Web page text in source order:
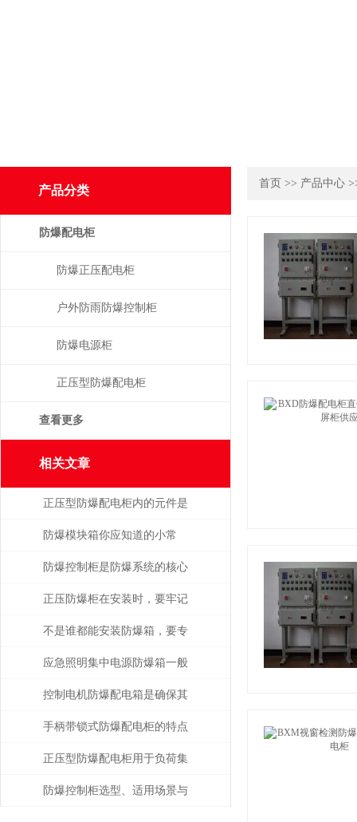
产品分类
防爆配电柜
防爆正压配电柜
户外防雨防爆控制柜
防爆电源柜
正压型防爆配电柜
查看更多
相关文章
正压型防爆配电柜内的元件是
如何安装的
防爆模块箱你应知道的小常
识！
防爆控制柜是防爆系统的核心
部分
正压防爆柜在安装时，要牢记
以下5点！
不是谁都能安装防爆箱，要专
业人士才行
应急照明集中电源防爆箱一般
有复合型和隔爆型两种结构
控制电机防爆配电箱是确保其
安全可靠地运行的关键
手柄带锁式防爆配电柜的特点
和要求说明
正压型防爆配电柜用于负荷集
中、回路较多的场合
防爆控制柜选型、适用场景与
首页 >> 产品中心